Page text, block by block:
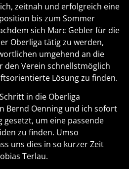
zeitnah und erfolgreich eine
bis zum Sommer
sich Marc Gebler für die
Oberliga tätig zu werden,
umgehend an die
den Verein schnellstmöglich
Lösung zu finden.
in die Oberliga
Bernd Oenning und ich sofort
gesetzt, um eine passende
zu finden. Umso
uns dies in so kurzer Zeit
Terlau.